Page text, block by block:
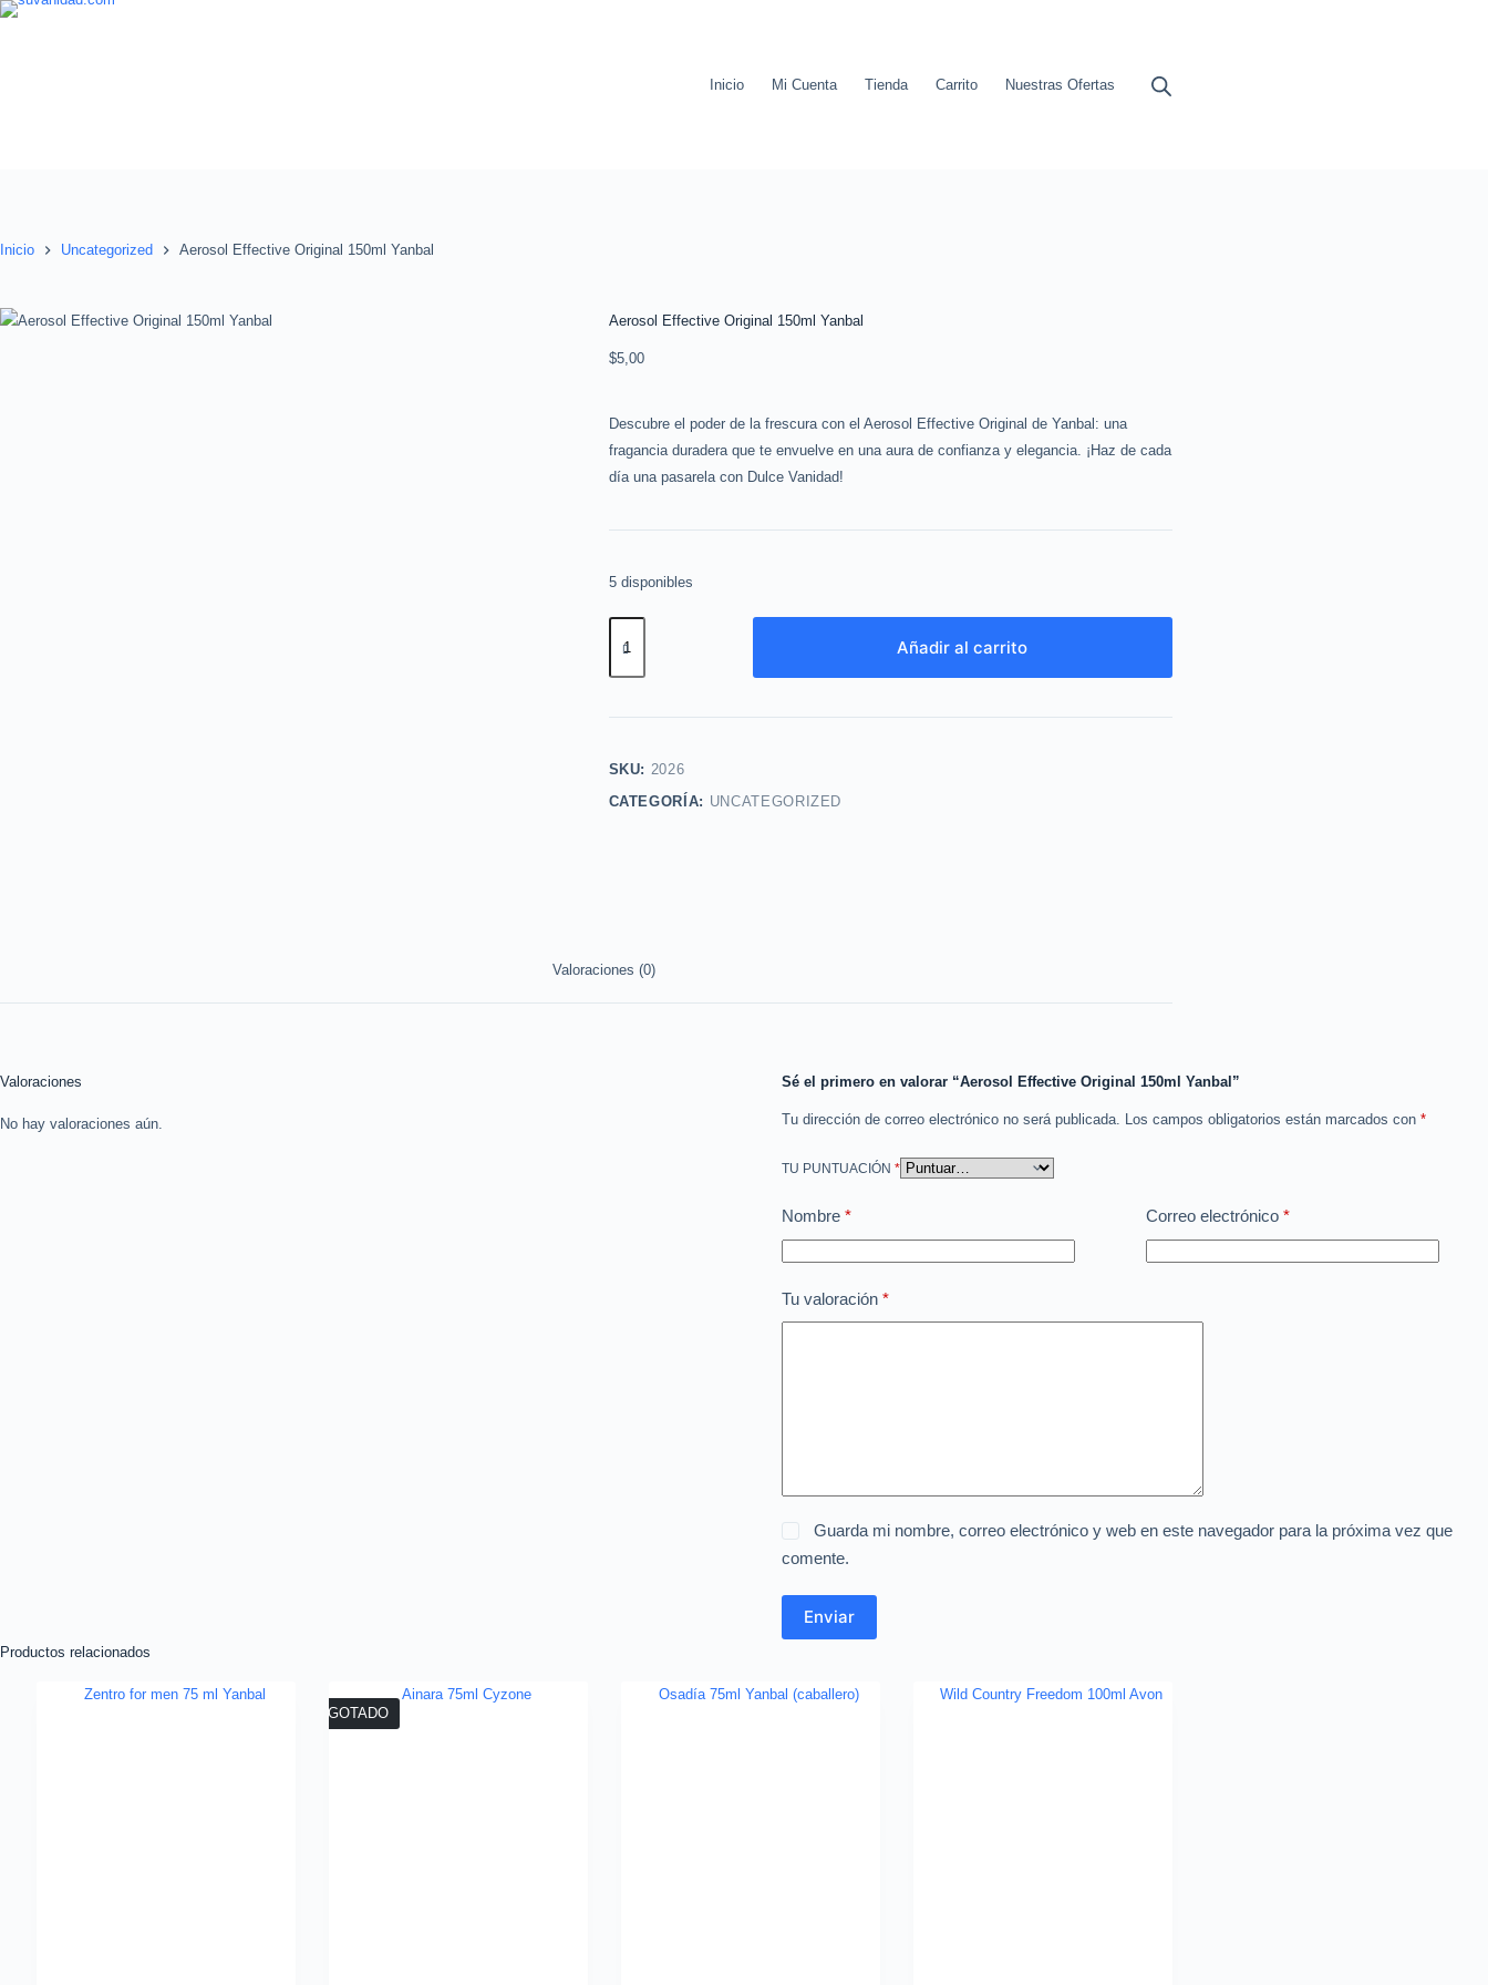
Saltar
Inicio
Mi Cuenta Tienda Carrito Nuestras Ofertas
Inicio Uncategorized Aerosol Effective Original 150ml Yanbal
Aerosol Effective Original 150ml Yanbal
$5,00
Descubre el poder de la frescura con el Aerosol Effective Original de Yanbal: una
fragancia duradera que te envuelve en una aura de confianza y elegancia. ¡Haz de cada
día una pasarela con Dulce Vanidad!
5 disponibles
Effective
Original
cantidad
Añadir al carrito
SKU: 2026
CATEGORÍA: UNCATEGORIZED
Valoraciones (0)
Valoraciones
No hay valoraciones aún.
Sé el primero en valorar “Aerosol Effective Original 150ml Yanbal”
Tu dirección de correo electrónico no será publicada. Los campos obligatorios están marcados con *
TU PUNTUACIÓN *
Nombre* Correo electrónico*
Tu valoración *
Guarda mi nombre, correo electrónico y web en este navegador para la próxima vez que
comente.
Enviar
Productos relacionados
AGOTADO